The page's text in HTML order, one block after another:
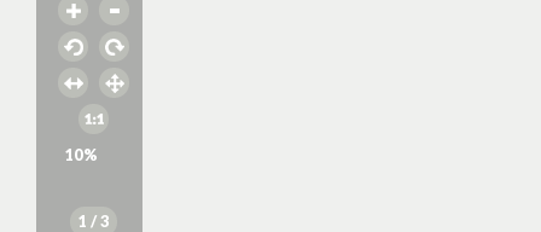
10%
1 / 3